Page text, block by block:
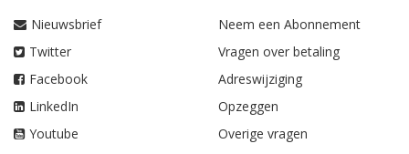
Nieuwsbrief
Twitter
Facebook
LinkedIn
Youtube
Neem een Abonnement
Vragen over betaling
Adreswijziging
Opzeggen
Overige vragen